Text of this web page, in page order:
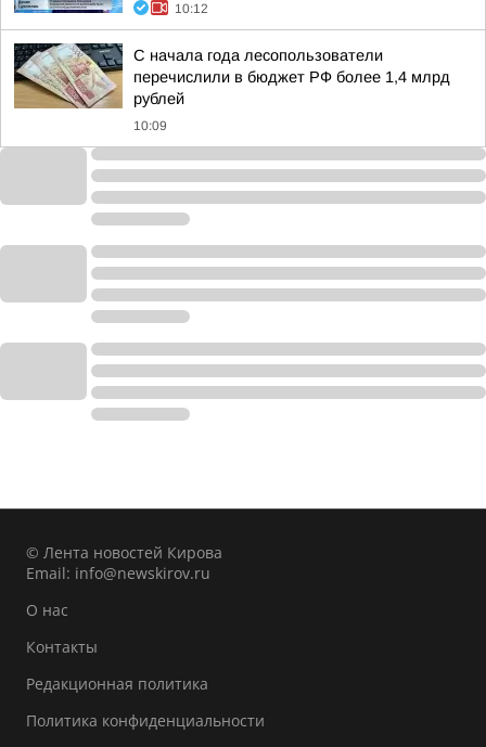
10:12
С начала года лесопользователи
перечислили в бюджет РФ более 1,4 млрд
рублей
10:09
© Лента новостей Кирова
Email: info@newskirov.ru
О нас
Контакты
Редакционная политика
Политика конфиденциальности